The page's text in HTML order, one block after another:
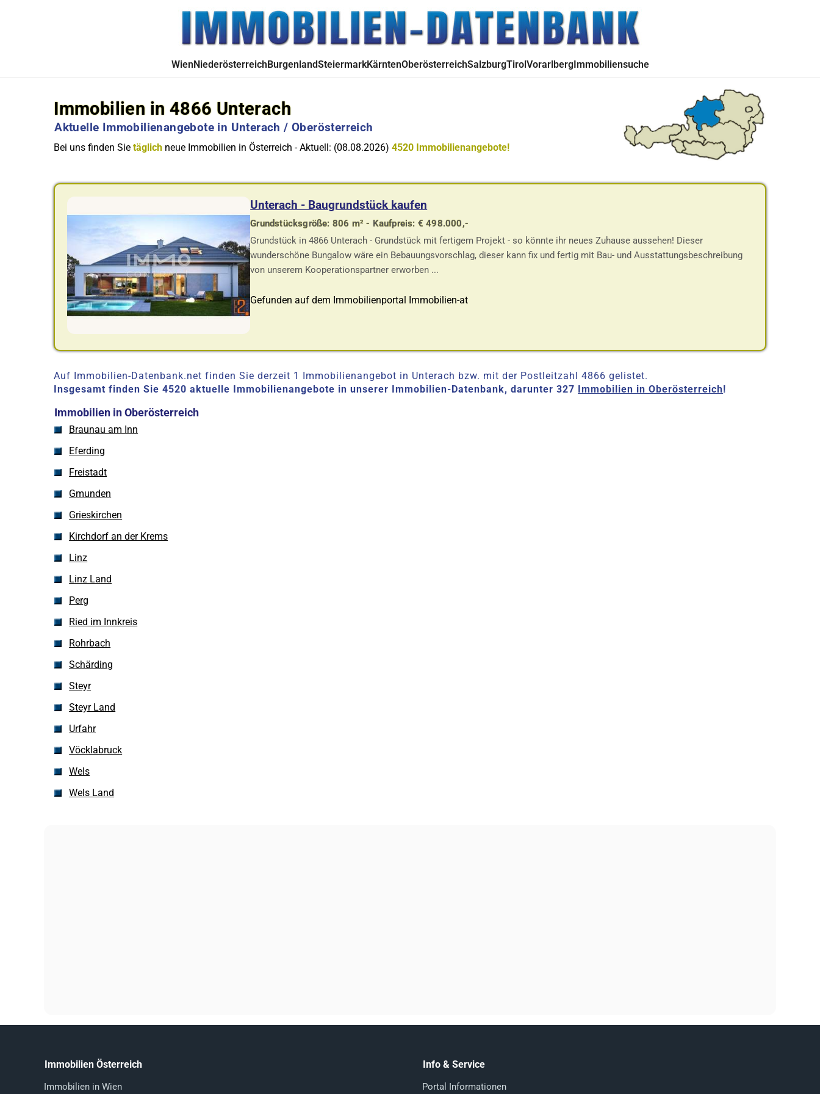
WienNiederösterreichBurgenlandSteiermarkKärntenOberösterreichSalzburgTirolVorarlbergImmobiliensuche
Immobilien in 4866 Unterach
Aktuelle Immobilienangebote in Unterach / Oberösterreich
Bei uns finden Sietäglich neue Immobilien in Österreich - Aktuell: (08.08.2026)4520 Immobilienangebote!
Unterach - Baugrundstück kaufen
Grundstücksgröße: 806 m² - Kaufpreis: € 498.000,-
Grundstück in 4866 Unterach - Grundstück mit fertigem Projekt - so könnte ihr neues Zuhause aussehen! Dieser
wunderschöne Bungalow wäre ein Bebauungsvorschlag, dieser kann fix und fertig mit Bau- und Ausstattungsbeschreibung
von unserem Kooperationspartner erworben ...
Gefunden auf dem Immobilienportal Immobilien-at
Auf Immobilien-Datenbank.net finden Sie derzeit 1 Immobilienangebot in Unterach bzw. mit der Postleitzahl 4866 gelistet.
Insgesamt finden Sie 4520 aktuelle Immobilienangebote in unserer Immobilien-Datenbank, darunter 327
Immobilien in Oberösterreich!
Immobilien in Oberösterreich
Braunau am Inn
Eferding
Freistadt
Gmunden
Grieskirchen
Kirchdorf an der Krems
Linz
Linz Land
Perg
Ried im Innkreis
Rohrbach
Schärding
Steyr
Steyr Land
Urfahr
Vöcklabruck
Wels
Wels Land
Immobilien Österreich
Immobilien in Wien
Info & Service
Portal Informationen